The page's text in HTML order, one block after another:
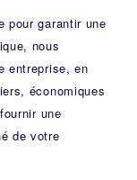
pour garantir une
nous
entreprise, en
économiques
une
de votre